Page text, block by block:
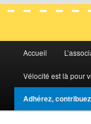
Vélocité
La mobilité en toute
Aller
au
contenu
Aller
au
contenu
Accueil
Vélocité est là pour
Adhérez,